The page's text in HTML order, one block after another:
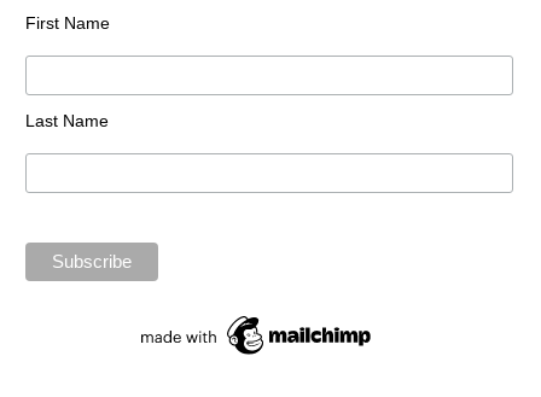
First Name
Last Name